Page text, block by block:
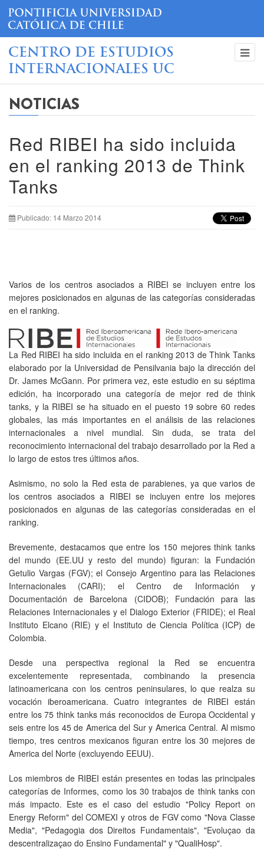
CENTRO DE ESTUDIOS
INTERNACIONALES UC
NOTICIAS
Red RIBEI ha sido incluida
en el ranking 2013 de Think
Tanks
Publicado: 14 Marzo 2014
Varios de los centros asociados a RIBEI se incluyen entre los
mejores posicionados en algunas de las categorías consideradas
en el ranking.
La Red RIBEI ha sido incluida en el ranking 2013 de Think Tanks
elaborado por la Universidad de Pensilvania bajo la dirección del
Dr. James McGann. Por primera vez, este estudio en su séptima
edición, ha incorporado una categoría de mejor red de think
tanks, y la RIBEI se ha situado en el puesto 19 sobre 60 redes
globales, las más importantes en el análisis de las relaciones
internacionales a nivel mundial. Sin duda, se trata del
reconocimiento internacional del trabajo desarrollado por la Red a
lo largo de estos tres últimos años.
Asimismo, no solo la Red esta de parabienes, ya que varios de
los centros asociados a RIBEI se incluyen entre los mejores
posicionados en algunas de las categorías consideradas en el
ranking.
Brevemente, destacamos que entre los 150 mejores think tanks
del mundo (EE.UU y resto del mundo) figuran: la Fundación
Getulio Vargas (FGV); el Consejo Argentino para las Relaciones
Internacionales (CARI); el Centro de Información y
Documentación de Barcelona (CIDOB); Fundación para las
Relaciones Internacionales y el Dialogo Exterior (FRIDE); el Real
Instituto Elcano (RIE) y el Instituto de Ciencia Política (ICP) de
Colombia.
Desde una perspectiva regional la Red se encuentra
excelentemente representada, combinando la presencia
latinoamericana con los centros peninsulares, lo que realza su
vocación iberoamericana. Cuatro integrantes de RIBEI están
entre los 75 think tanks más reconocidos de Europa Occidental y
seis entre los 45 de America del Sur y America Central. Al mismo
tiempo, tres centros mexicanos figuran entre los 30 mejores de
America del Norte (excluyendo EEUU).
Los miembros de RIBEI están presentes en todas las principales
categorías de Informes, como los 30 trabajos de think tanks con
más impacto. Este es el caso del estudio "Policy Report on
Energy Reform" del COMEXI y otros de FGV como "Nova Classe
Media", "Pedagogia dos Direitos Fundamentais", "Evoluçao da
descentralizaçao do Ensino Fundamental" y "QualiHosp".